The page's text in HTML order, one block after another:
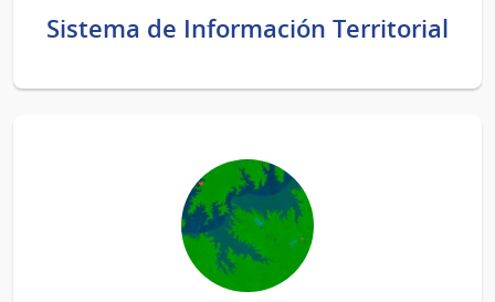
Sistema de Información Territorial